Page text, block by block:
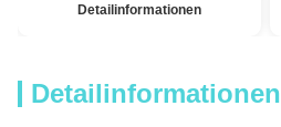
Detailinformationen
Detailinformationen